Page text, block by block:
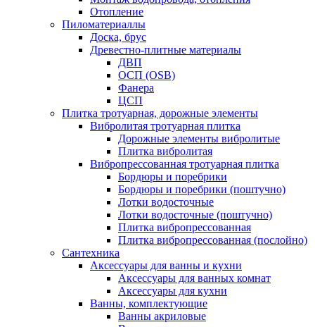
Отопление
Пиломатериаллы
Доска, брус
Древестно-плитные материалы
ДВП
ОСП (OSB)
Фанера
ЦСП
Плитка тротуарная, дорожные элементы
Вибролитая тротуарная плитка
Дорожные элементы вибролитые
Плитка вибролитая
Вибропрессованная тротуарная плитка
Бордюры и поребрики
Бордюры и поребрики (поштучно)
Лотки водосточные
Лотки водосточные (поштучно)
Плитка вибропрессованная
Плитка вибропрессованная (послойно)
Сантехника
Аксессуары для ванны и кухни
Аксессуары для ванных комнат
Аксессуары для кухни
Ванны, комплектующие
Ванны акриловые